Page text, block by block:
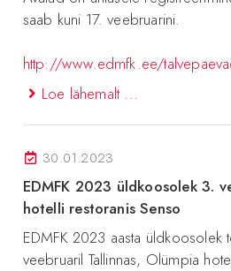
saab kuni 17. veebruarini.
http://www.edmfk.ee/
Loe lähemalt ...
30.01.2023
EDMFK 2023 üldkoosolek 3.
hotelli restoranis Senso
EDMFK 2023 aasta
veebruaril Tallinnas, Olümpia